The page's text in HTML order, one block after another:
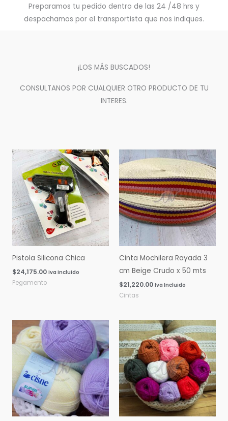
Preparamos tu pedido dentro de las 24 /48 hrs y
despachamos por el transportista que nos indiques.
¡LOS MÁS BUSCADOS!
CONSULTANOS POR CUALQUIER OTRO PRODUCTO DE TU
INTERES.
Pistola Silicona Chica
$24,175.00 Iva Incluido
Pegamento
Cinta Mochilera Rayada 3
cm Beige Crudo x 50 mts
$21,220.00 Iva Incluido
Cintas
Rango
de
precios:
desde
$0.00
hasta
$16,060.00
Rango
de
precios:
desde
$0.00
hasta
$14,600.00